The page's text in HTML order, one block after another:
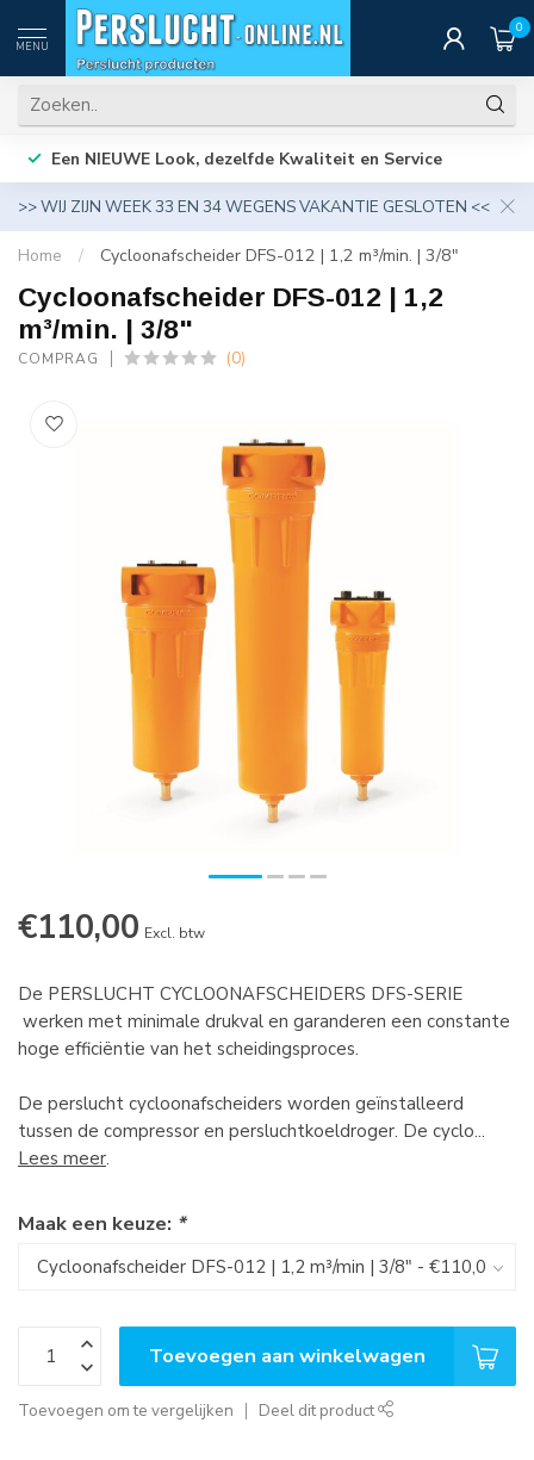
MENU
0
Een NIEUWE Look, dezelfde Kwaliteit en Service
>> WIJ ZIJN WEEK 33 EN 34 WEGENS VAKANTIE GESLOTEN <<
Home / Cycloonafscheider DFS-012 | 1,2 m³/min. | 3/8"
Cycloonafscheider DFS-012 | 1,2
m³/min. | 3/8"
COMPRAG (0)
€110,00 Excl. btw
De PERSLUCHT CYCLOONAFSCHEIDERS DFS-SERIE
werken met minimale drukval en garanderen een constante
hoge efficiëntie van het scheidingsproces.
De perslucht cycloonafscheiders worden geïnstalleerd
tussen de compressor en persluchtkoeldroger. De cyclo...
Lees meer.
Maak een keuze: *
Toevoegen aan winkelwagen
Toevoegen om te vergelijken Deel dit product